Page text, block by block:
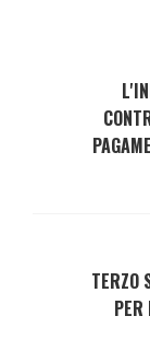
TERZO
PER